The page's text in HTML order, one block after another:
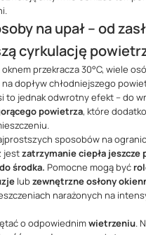
na upał – od
cyrkulację
przekracza 30°C, wiele
na dopływ chłodniejszego
to jednak odwrotny efekt – do
powietrza, które
sposobów na
jestzatrzymanie ciepła jeszcze
środka. Pomocne mogą być
lubzewnętrzne osłony
narażonych na
o odpowiednimwietrzeniu.